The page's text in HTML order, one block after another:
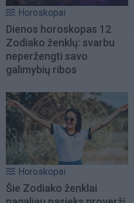
Horoskopai
Dienos horoskopas 12
Zodiako ženklų: svarbu
neperžengti savo
galimybių ribos
Horoskopai
Šie Zodiako ženklai